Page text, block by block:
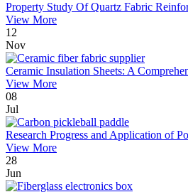
Property Study Of Quartz Fabric
View More
12
Nov
Ceramic Insulation Sheets: A
View More
08
Jul
Research Progress and Application of
View More
28
Jun